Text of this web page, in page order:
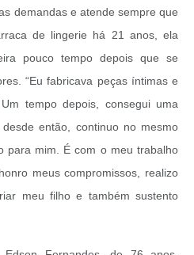
demandas e atende sempre que
de lingerie há 21 anos, ela
pouco tempo depois que se
“Eu fabricava peças íntimas e
tempo depois, consegui uma
então, continuo no mesmo
para mim. É com o meu trabalho
meus compromissos, realizo
meu filho e também sustento